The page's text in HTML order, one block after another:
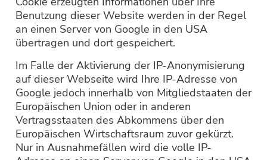
Benutzung dieser Website werden in der Regel
an einen Server von Google in den USA
übertragen und dort gespeichert.
Im Falle der Aktivierung der IP-Anonymisierung
auf dieser Webseite wird Ihre IP-Adresse von
Google jedoch innerhalb von Mitgliedstaaten der
Europäischen Union oder in anderen
Vertragsstaaten des Abkommens über den
Europäischen Wirtschaftsraum zuvor gekürzt.
Nur in Ausnahmefällen wird die volle IP-